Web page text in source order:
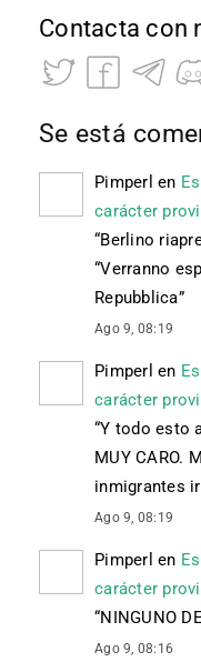
Contacta con
Se está
Pimperl en
carácter
“Berlino
“Verranno
Repubblica”
Ago 9, 08:19
Pimperl en
carácter
“Y todo esto
MUY CARO.
inmigrantes
Ago 9, 08:19
Pimperl en
carácter
“NINGUNO
Ago 9, 08:16